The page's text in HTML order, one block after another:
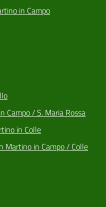
in Campo
Campo / S. Maria Rossa
in Colle
Martino in Campo / Colle